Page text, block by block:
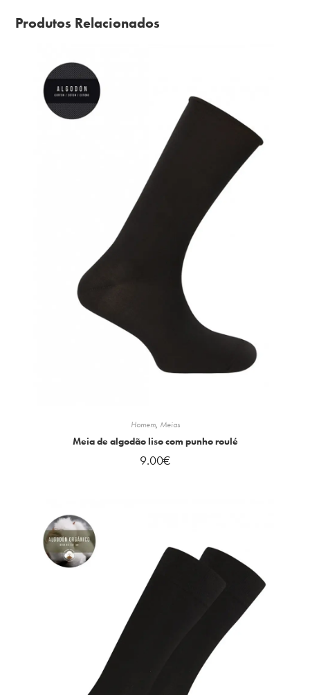
Produtos Relacionados
Homem, Meias
Meia de algodão liso com punho roulé
9.00€